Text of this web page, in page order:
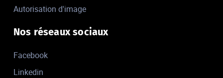
Autorisation d'image
Nos réseaux sociaux
Facebook
Linkedin